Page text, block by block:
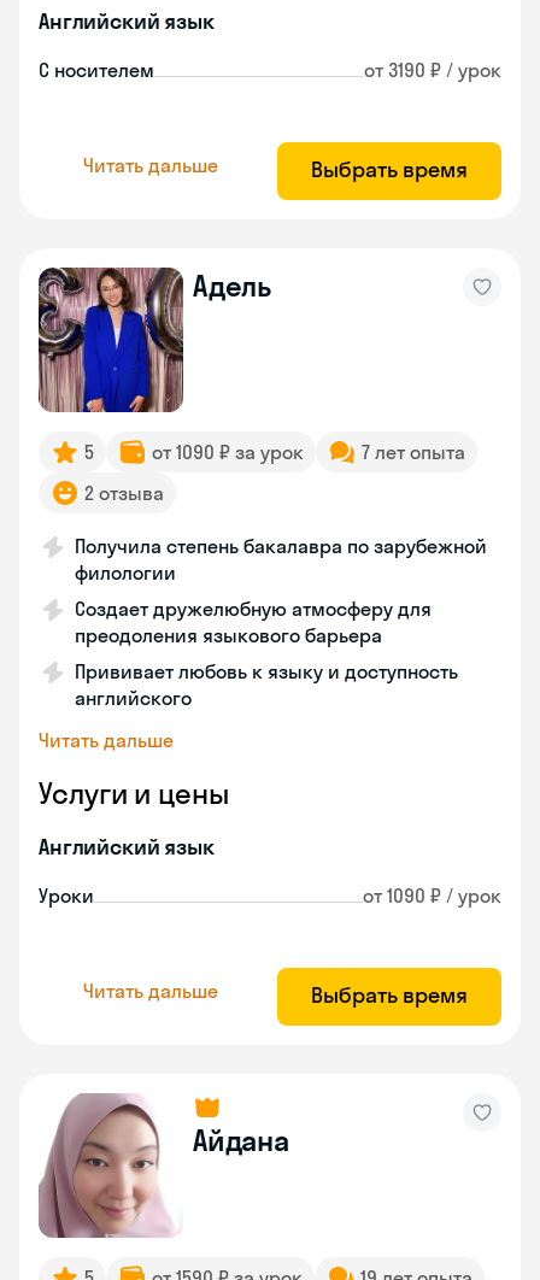
Английский язык
С носителем от 3190 ₽ / урок
Читать дальше Выбрать время
Адель
5 от 1090 ₽ за урок
7 лет опыта
2 отзыва
Получила степень бакалавра по зарубежной
филологии
Создает дружелюбную атмосферу для
преодоления языкового барьера
Прививает любовь к языку и доступность
английского
Читать дальше
Услуги и цены
Английский язык
Уроки от 1090 ₽ / урок
Читать дальше Выбрать время
Айдана